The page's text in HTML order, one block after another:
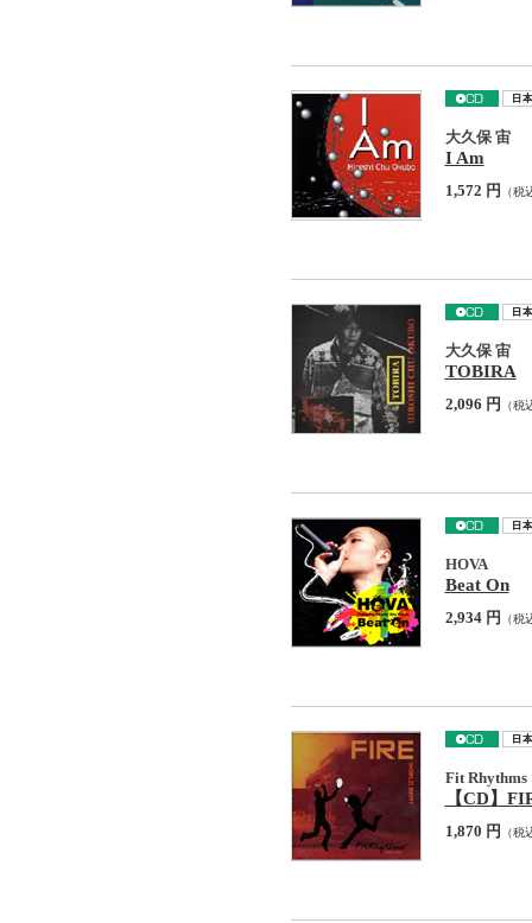
大久保 宙
I Am
1,572 円 （税
大久保 宙
TOBIRA
2,096 円 （税
HOVA
Beat On
2,934 円 （税
Fit Rhythms
【CD】
1,870 円 （税